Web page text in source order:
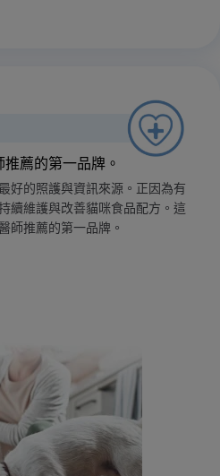
薦的第一品牌。
好的照護與資訊來源。正因為有
續維護與改善貓咪食品配方。這
師推薦的第一品牌。